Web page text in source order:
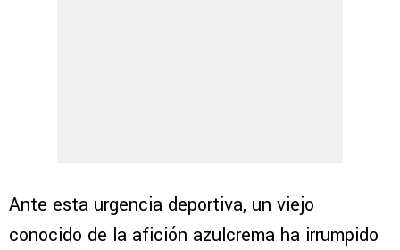
Ante esta urgencia deportiva, un viejo
conocido de la afición azulcrema ha irrumpido